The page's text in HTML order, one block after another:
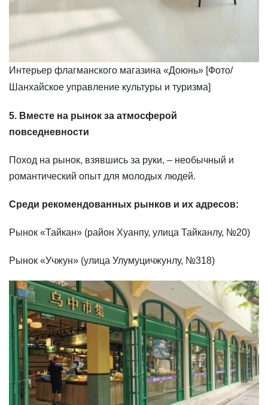
Интерьер флагманского магазина «Доюнь» [Фото/
Шанхайское управление культуры и туризма]
5. Вместе на рынок за атмосферой
повседневности
Поход на рынок, взявшись за руки, – необычный и
романтический опыт для молодых людей.
Среди рекомендованных рынков и их адресов:
Рынок «Тайкан» (район Хуанпу, улица Тайканлу, №20)
Рынок «Учжун» (улица Улумуцичжунлу, №318)